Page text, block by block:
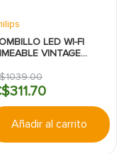
LED WI-FI
VINTAGE
1039.00
311.70
Añadir al carrito